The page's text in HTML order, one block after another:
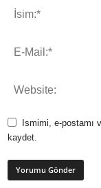
Ismimi, e-postamı
kaydet.